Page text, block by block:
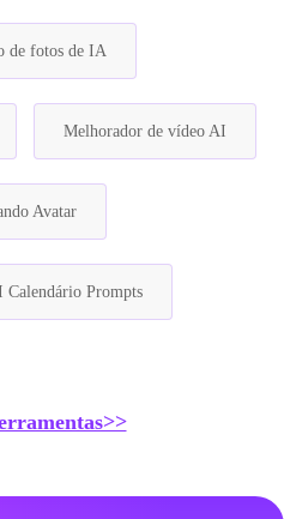
de fotos de IA
Melhorador de vídeo AI
Avatar
Calendário Prompts